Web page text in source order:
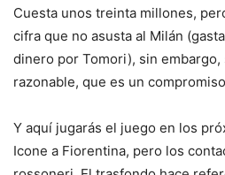
Cuesta unos treinta millones,
cifra que no asusta al Milán
dinero por Tomori), sin
razonable, que es un
Y aquí jugarás el juego en los
Icone a Fiorentina, pero los